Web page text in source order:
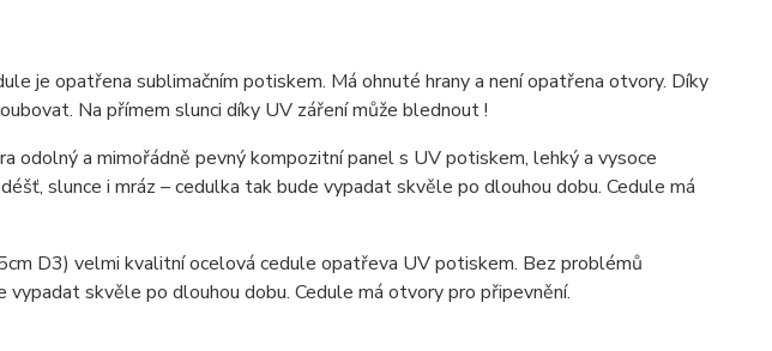
je opatřena sublimačním potiskem. Má ohnuté hrany a není opatřena otvory. Díky
Na přímem slunci díky UV záření může blednout !
odolný a mimořádně pevný kompozitní panel s UV potiskem, lehký a vysoce
slunce i mráz – cedulka tak bude vypadat skvěle po dlouhou dobu. Cedule má
D3) velmi kvalitní ocelová cedule opatřeva UV potiskem. Bez problémů
vypadat skvěle po dlouhou dobu. Cedule má otvory pro připevnění.